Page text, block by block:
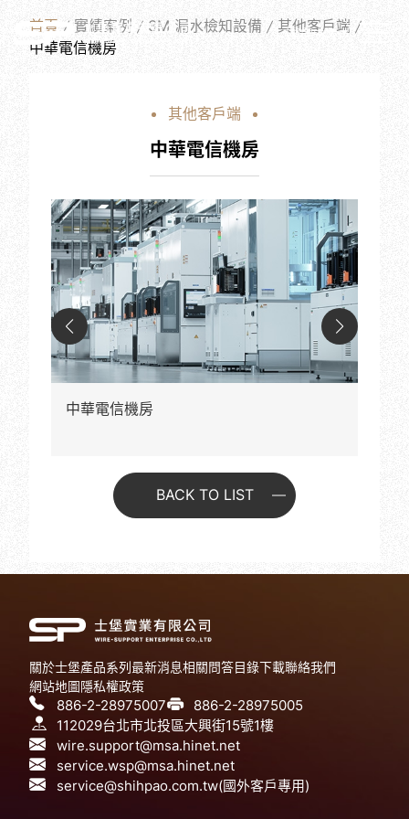
繁體中文
WORKS
首頁 實績案例 3M 漏水檢知設備
其他客戶端
中華電信機房
其他客戶端
中華電信機房
中華電信機房
BACK TO LIST
關於士堡產品系列最新消息相關問答目錄下載聯絡我們
網站地圖隱私權政策
886-2-28975007
886-2-28975005
112029台北市北投區大興街15號1樓
wire.support@msa.hinet.net
service.wsp@msa.hinet.net
service@shihpao.com.tw(國外客戶專用)